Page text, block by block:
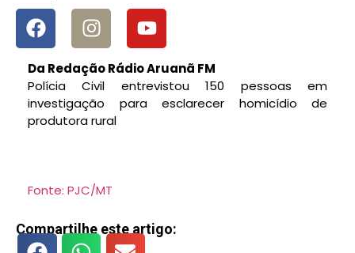
Da Redação Rádio Aruanã FM
Polícia Civil entrevistou 150 pessoas em
investigação para esclarecer homicídio de
produtora rural
Fonte: PJC/MT
Compartilhe este artigo: